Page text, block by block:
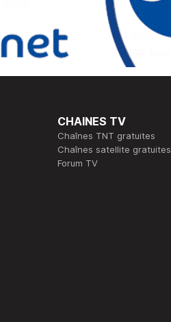
CHAINES TV
Chaînes TNT gratuites
Chaînes satellite gratuites
Forum TV